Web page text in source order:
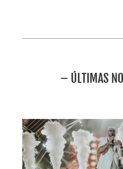
– ÚLTIMAS